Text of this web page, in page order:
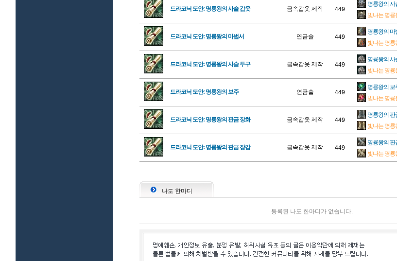
드라코닉 도안: 명룡왕의 사슬 갑옷 금속갑옷 제작 449
명룡왕의 사
빛나는 명룡
드라코닉 도안: 명룡왕의 마법서 연금술 449
명룡왕의 마
빛나는 명룡
드라코닉 도안: 명룡왕의 사슬 투구 금속갑옷 제작 449
명룡왕의 사
빛나는 명룡
드라코닉 도안: 명룡왕의 보주 연금술 449
명룡왕의 보
빛나는 명룡
드라코닉 도안: 명룡왕의 판금 장화 금속갑옷 제작 449
명룡왕의 판
빛나는 명룡
드라코닉 도안: 명룡왕의 판금 장갑 금속갑옷 제작 449
명룡왕의 판
빛나는 명룡
나도 한마디
등록된 나도 한마디가 없습니다.